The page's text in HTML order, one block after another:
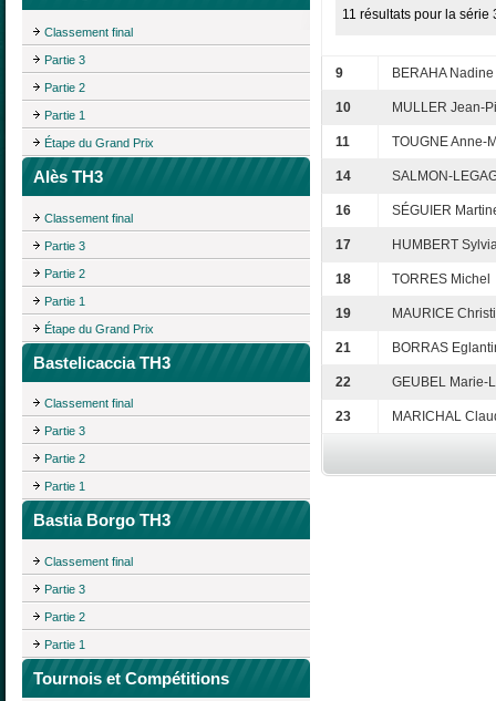
Classement final
Partie 3
Partie 2
Partie 1
Étape du Grand Prix
Alès TH3
Classement final
Partie 3
Partie 2
Partie 1
Étape du Grand Prix
Bastelicaccia TH3
Classement final
Partie 3
Partie 2
Partie 1
Bastia Borgo TH3
Classement final
Partie 3
Partie 2
Partie 1
Tournois et Compétitions
11 résultats pour la série
9 BERAHA Nadine
10 MULLER Jean-
11 TOUGNE Anne-
14 SALMON-
16 SÉGUIER
17 HUMBERT
18 TORRES Michel
19 MAURICE
21 BORRAS
22 GEUBEL Marie-
23 MARICHAL